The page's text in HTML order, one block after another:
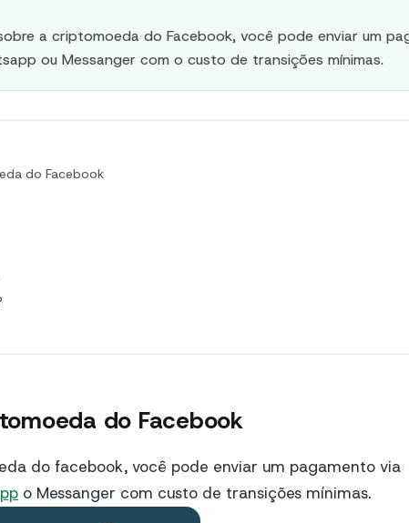
a criptomoeda do Facebook, você pode enviar um
ou Messanger com o custo de transições mínimas.
do Facebook
do Facebook
do facebook, você pode enviar um pagamento via
o Messanger com custo de transições mínimas.